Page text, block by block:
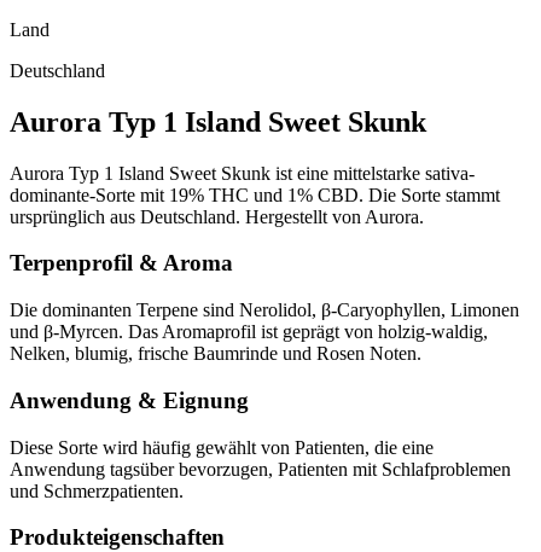
Land
Deutschland
Aurora Typ 1 Island Sweet Skunk
Aurora Typ 1 Island Sweet Skunk ist eine mittelstarke sativa-
dominante-Sorte mit 19% THC und 1% CBD. Die Sorte stammt
ursprünglich aus Deutschland. Hergestellt von Aurora.
Terpenprofil & Aroma
Die dominanten Terpene sind Nerolidol, β-Caryophyllen, Limonen
und β-Myrcen. Das Aromaprofil ist geprägt von holzig-waldig,
Nelken, blumig, frische Baumrinde und Rosen Noten.
Anwendung & Eignung
Diese Sorte wird häufig gewählt von Patienten, die eine
Anwendung tagsüber bevorzugen, Patienten mit Schlafproblemen
und Schmerzpatienten.
Produkteigenschaften